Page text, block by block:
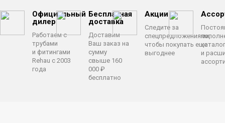
Официальный
дилер
Работаем с
трубами
и фитингами
Rehau с 2003
года
Бесплатная
доставка
Доставим
Ваш заказ на
сумму
свыше 160
000 ₽
бесплатно
Акции
Следите за
спецпредложениями,
чтобы покупать еще
выгоднее
и